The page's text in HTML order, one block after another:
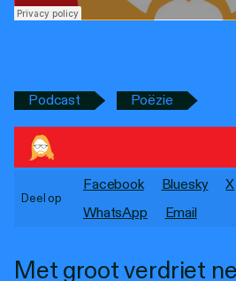
Met groot verdriet
Podcast Poëzie
Deel op
Facebook Bluesky X
WhatsApp
Email
Locaties
Toegankelijkheid
Stadsdichter